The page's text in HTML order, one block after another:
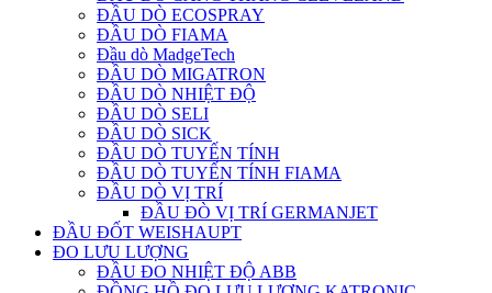
ĐẦU DÒ ECOSPRAY
ĐẦU DÒ FIAMA
Đầu dò MadgeTech
ĐẦU DÒ MIGATRON
ĐẦU DÒ NHIỆT ĐỘ
ĐẦU DÒ SELI
ĐẦU DÒ SICK
ĐẦU DÒ TUYẾN TÍNH
ĐẦU DÒ TUYẾN TÍNH FIAMA
ĐẦU DÒ VỊ TRÍ
ĐẦU ĐÒ VỊ TRÍ GERMANJET
ĐẦU ĐỐT WEISHAUPT
ĐO LƯU LƯỢNG
ĐẦU ĐO NHIỆT ĐỘ ABB